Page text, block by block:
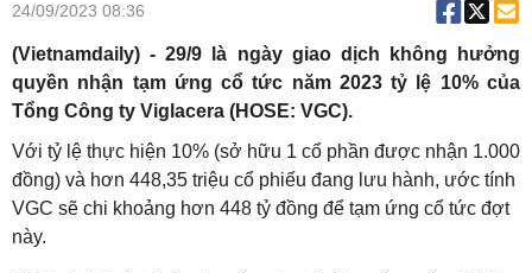
24/09/2023 08:36
(Vietnamdaily) - 29/9 là ngày giao dịch không hưởng
quyền nhận tạm ứng cổ tức năm 2023 tỷ lệ 10% của
Tổng Công ty Viglacera (HOSE: VGC).
Với tỷ lệ thực hiện 10% (sở hữu 1 cổ phần được nhận 1.000
đồng) và hơn 448,35 triệu cổ phiếu đang lưu hành, ước tính
VGC sẽ chi khoảng hơn 448 tỷ đồng để tạm ứng cổ tức đợt
này.